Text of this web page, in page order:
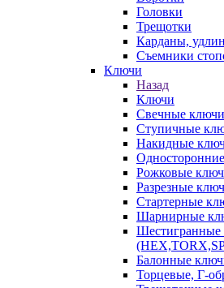
Головки
Трещотки
Карданы,
Съемники
Ключи
Назад
Ключи
Свечные ключи
Ступичные
Накидные
Рожковые
Разрезные
Стартерные
Шарнирные
Шестигранные
Балонные
Торцевые, Г-